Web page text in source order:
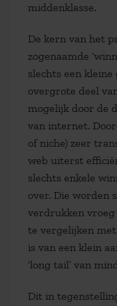
middenklasse.
De kern van het
zogenaamde
slechts een
overgrote deel
mogelijk door de
van internet.
of niche) zeer
web uiterst
slechts enkele
over. Die worden
verdrukken
te vergelijken
is van een klein
‘long tail’ van
Dit in